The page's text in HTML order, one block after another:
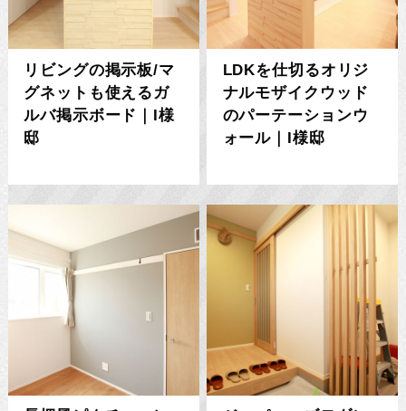
リビングの掲示板/マ
グネットも使えるガ
ルバ掲示ボード｜I様
邸
LDKを仕切るオリジ
ナルモザイクウッド
のパーテーションウ
ォール｜I様邸